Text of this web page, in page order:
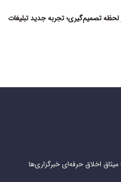
تصمیم‌گیری؛ تجربه جدید تبلیغات
اخلاق حرفه‌ای خبرگزاری‌ها